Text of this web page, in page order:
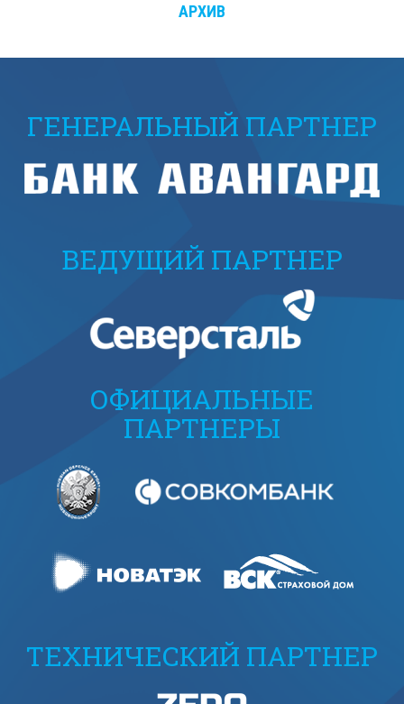
АРХИВ
ГЕНЕРАЛЬНЫЙ ПАРТНЕР
ВЕДУЩИЙ ПАРТНЕР
ОФИЦИАЛЬНЫЕ
ПАРТНЕРЫ
ТЕХНИЧЕСКИЙ ПАРТНЕР